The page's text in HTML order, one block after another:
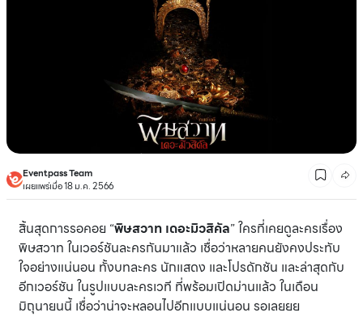
Eventpass Team
เผยแพร่เมื่อ 18 ม.ค. 2566
สิ้นสุดการรอคอย “พิษสวาท เดอะมิวสิคัล” ใครที่เคยดูละครเรื่อง
พิษสวาท ในเวอร์ชันละครกันมาแล้ว เชื่อว่าหลายคนยังคงประทับ
ใจอย่างแน่นอน ทั้งบทละคร นักแสดง และโปรดักชัน และล่าสุดกับ
อีกเวอร์ชัน ในรูปแบบละครเวที ที่พร้อมเปิดม่านแล้ว ในเดือน
มิถุนายนนี้ เชื่อว่าน่าจะหลอนไปอีกแบบแน่นอน รอเลยยย